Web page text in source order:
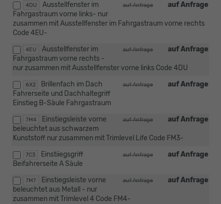
4DU auf Anfrage
auf Anfrage
Ausstellfenster im
Fahrgastraum vorne links- nur
zusammen mit Ausstellfenster im Fahrgastraum vorne rechts
Code 4EU-
4EU auf Anfrage
auf Anfrage
Ausstellfenster im
Fahrgastraum vorne rechts -
nur zusammen mit Ausstellfenster vorne links Code 4DU
6X2 auf Anfrage
auf Anfrage
Brillenfach im Dach
Fahrerseite und Dachhaltegriff
Einstieg B-Sàule Fahrgastraum
7M4 auf Anfrage
auf Anfrage
Einstiegsleiste vorne
beleuchtet aus schwarzem
Kunststoff nur zusammen mit Trimlevel Life Code FM3-
7C3 auf Anfrage
auf Anfrage
Einstiiegsgriff
Beifahrerseite A Sàule
7M7 auf Anfrage
auf Anfrage
Einstiegsleiste vorne
beleuchtet aus Metall - nur
zusammen mit Trimlevel 4 Code FM4-